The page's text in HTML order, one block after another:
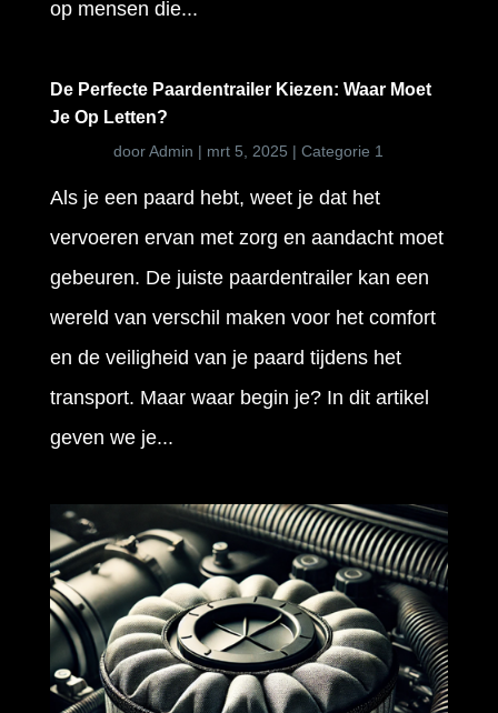
op mensen die...
De Perfecte Paardentrailer Kiezen: Waar Moet
Je Op Letten?
doorAdmin | mrt 5, 2025 |Categorie 1
Als je een paard hebt, weet je dat het
vervoeren ervan met zorg en aandacht moet
gebeuren. De juiste paardentrailer kan een
wereld van verschil maken voor het comfort
en de veiligheid van je paard tijdens het
transport. Maar waar begin je? In dit artikel
geven we je...